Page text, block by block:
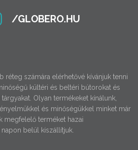
réteg számára elérhetővé kívánjuk tenni
kültéri és beltéri bútorokat és
Olyan termékeket kínálunk,
és minőségükkel minket már
megfelelő terméket hazai
belül kiszállítjuk.